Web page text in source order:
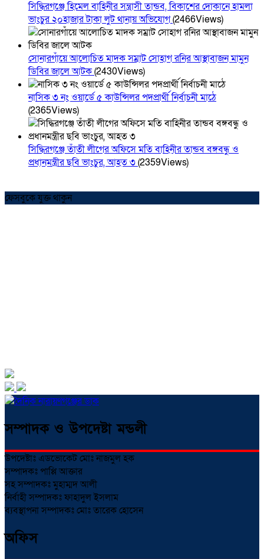
সিদ্ধিরগঞ্জে হিমেল বাহিনীর সন্ত্রাসী তান্ডব, বিকাশের দোকানে হামলা
ভাংচুর ২০হাজার টাকা লুট থানায় অভিযোগ(2466Views)
সোনারগাঁয়ে আলোচিত মাদক সম্রাট সোহাগ রনির আস্থাবাজন মামুন
ডিবির জালে আটক(2430Views)
নাসিক ৩ নং ওয়ার্ডে ৫ কাউন্সিলর পদপ্রার্থী নির্বাচনী মাঠে
(2365Views)
সিদ্ধিরগঞ্জে তাঁতী লীগের অফিসে মতি বাহিনীর তান্ডব বঙ্গবন্ধু ও
প্রধানমন্ত্রীর ছবি ভাংচুর, আহত ৩(2359Views)
ফেসবুকে যুক্ত থাকুন
সম্পাদক ও উপদেষ্টা মন্ডলী
উপদেষ্টাঃ এডভোকেট মোঃ নাজমুল হক
সম্পাদকঃ পাপ্পি আক্তার
সহ সম্পাদকঃ মুহাম্মদ আলী
নির্বাহী সম্পাদকঃ ফাহাদুল ইসলাম
ব্যবস্থাপনা সম্পাদকঃ মোঃ তারেক হোসেন
অফিস